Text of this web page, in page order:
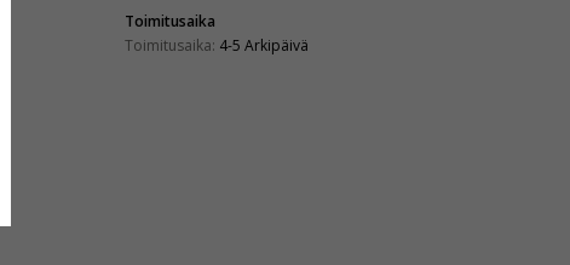
Toimitusaika
Toimitusaika: 4-5 Arkipäivä